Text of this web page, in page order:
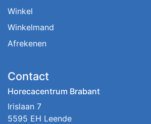
Winkel
Winkelmand
Afrekenen
Contact
Horecacentrum Brabant
Irislaan 7
5595 EH Leende